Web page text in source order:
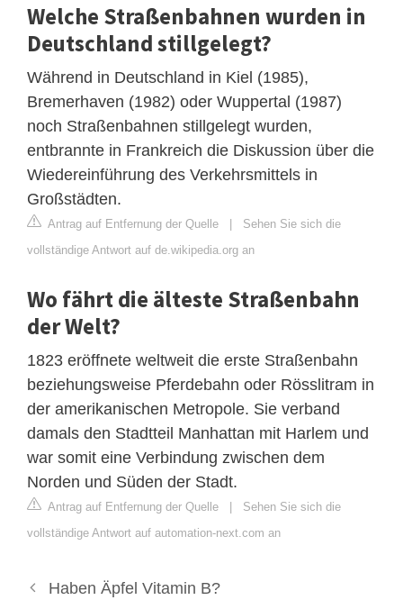
Welche Straßenbahnen wurden in
Deutschland stillgelegt?
Während in Deutschland in Kiel (1985),
Bremerhaven (1982) oder Wuppertal (1987)
noch Straßenbahnen stillgelegt wurden,
entbrannte in Frankreich die Diskussion über die
Wiedereinführung des Verkehrsmittels in
Großstädten.
Antrag auf Entfernung der Quelle | Sehen Sie sich die
vollständige Antwort auf de.wikipedia.org an
Wo fährt die älteste Straßenbahn
der Welt?
1823 eröffnete weltweit die erste Straßenbahn
beziehungsweise Pferdebahn oder Rösslitram in
der amerikanischen Metropole. Sie verband
damals den Stadtteil Manhattan mit Harlem und
war somit eine Verbindung zwischen dem
Norden und Süden der Stadt.
Antrag auf Entfernung der Quelle | Sehen Sie sich die
vollständige Antwort auf automation-next.com an
Haben Äpfel Vitamin B?